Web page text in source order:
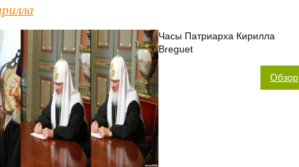
Часы Патриарха Кирилла
Breguet
Обзор